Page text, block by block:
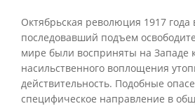
Октябрьская революция 1917 года
последовавший подъем
мире были восприняты на Западе
насильственного воплощения
действительность. Подобные
специфическое направление в